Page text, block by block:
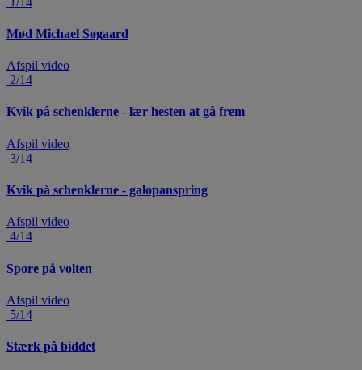
Mød Michael Søgaard
Afspil video
2/14
Kvik på schenklerne - lær hesten at gå frem
Afspil video
3/14
Kvik på schenklerne - galopanspring
Afspil video
4/14
Spore på volten
Afspil video
5/14
Stærk på biddet